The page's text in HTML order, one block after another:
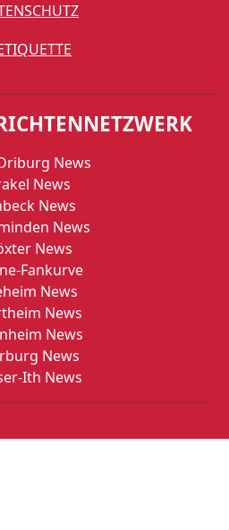
News
News
News
News
News
Fankurve
News
News
News
News
Ith News